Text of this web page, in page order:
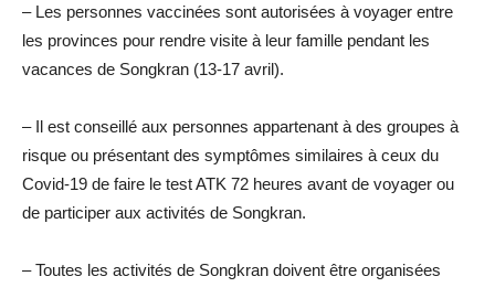
– Les personnes vaccinées sont autorisées à voyager entre
les provinces pour rendre visite à leur famille pendant les
vacances de Songkran (13-17 avril).
– Il est conseillé aux personnes appartenant à des groupes à
risque ou présentant des symptômes similaires à ceux du
Covid-19 de faire le test ATK 72 heures avant de voyager ou
de participer aux activités de Songkran.
– Toutes les activités de Songkran doivent être organisées